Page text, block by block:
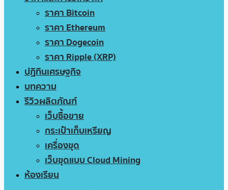
ราคา Bitcoin
ราคา Ethereum
ราคา Dogecoin
ราคา Ripple (XRP)
ปฏิทินเศรษฐกิจ
บทความ
รีวิวผลิตภัณฑ์
เว็บซื้อขาย
กระเป๋าเก็บเหรียญ
เครื่องขุด
เว็บขุดแบบ Cloud Mining
ห้องเรียน